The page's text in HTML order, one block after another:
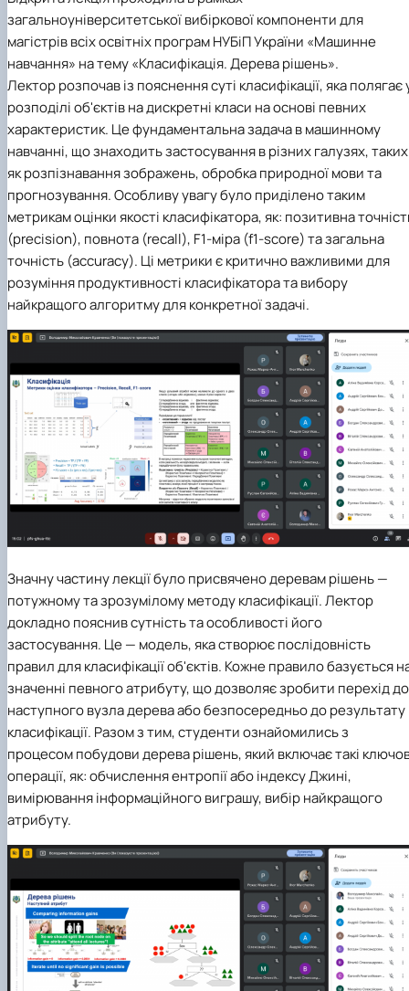
загальноуніверситетської вибіркової компоненти для
магістрів всіх освітніх програм НУБіП України «Машинне
навчання» на тему «Класифікація. Дерева рішень».
Лектор розпочав із пояснення суті класифікації, яка полягає
розподілі об'єктів на дискретні класи на основі певних
характеристик. Це фундаментальна задача в машинному
навчанні, що знаходить застосування в різних галузях, таких
як розпізнавання зображень, обробка природної мови та
прогнозування. Особливу увагу було приділено таким
метрикам оцінки якості класифікатора, як: позитивна
(precision), повнота (recall), F1-міра (f1-score) та загальна
точність (accuracy). Ці метрики є критично важливими для
розуміння продуктивності класифікатора та вибору
найкращого алгоритму для конкретної задачі.
Значну частину лекції було присвячено деревам рішень —
потужному та зрозумілому методу класифікації. Лектор
докладно пояснив сутність та особливості його
застосування. Це — модель, яка створює послідовність
правил для класифікації об'єктів. Кожне правило базується
значенні певного атрибуту, що дозволяє зробити перехід до
наступного вузла дерева або безпосередньо до результату
класифікації. Разом з тим, студенти ознайомились з
процесом побудови дерева рішень, який включає такі
операції, як: обчислення ентропії або індексу Джині,
вимірювання інформаційного виграшу, вибір найкращого
атрибуту.